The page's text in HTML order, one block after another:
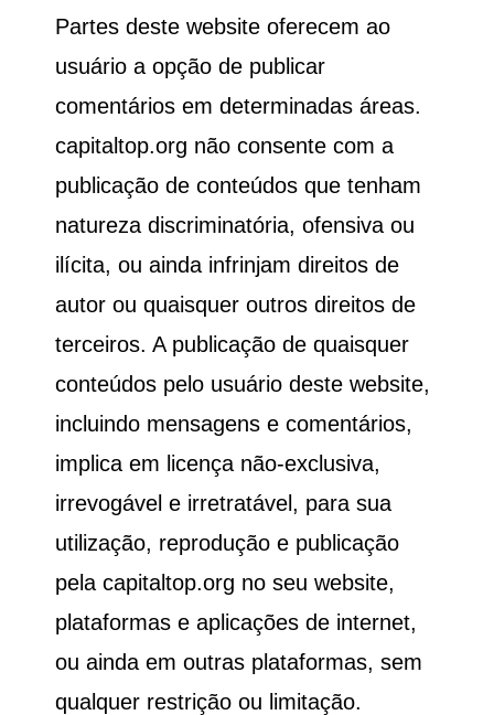
Partes deste website oferecem ao
usuário a opção de publicar
comentários em determinadas áreas.
capitaltop.org não consente com a
publicação de conteúdos que tenham
natureza discriminatória, ofensiva ou
ilícita, ou ainda infrinjam direitos de
autor ou quaisquer outros direitos de
terceiros. A publicação de quaisquer
conteúdos pelo usuário deste website,
incluindo mensagens e comentários,
implica em licença não-exclusiva,
irrevogável e irretratável, para sua
utilização, reprodução e publicação
pela capitaltop.org no seu website,
plataformas e aplicações de internet,
ou ainda em outras plataformas, sem
qualquer restrição ou limitação.